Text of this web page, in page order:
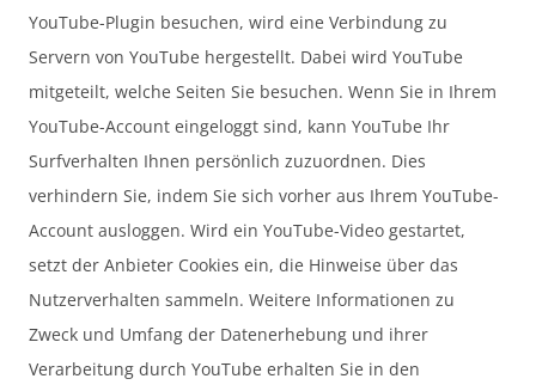
YouTube-Plugin besuchen, wird eine Verbindung zu
Servern von YouTube hergestellt. Dabei wird YouTube
mitgeteilt, welche Seiten Sie besuchen. Wenn Sie in Ihrem
YouTube-Account eingeloggt sind, kann YouTube Ihr
Surfverhalten Ihnen persönlich zuzuordnen. Dies
verhindern Sie, indem Sie sich vorher aus Ihrem YouTube-
Account ausloggen. Wird ein YouTube-Video gestartet,
setzt der Anbieter Cookies ein, die Hinweise über das
Nutzerverhalten sammeln. Weitere Informationen zu
Zweck und Umfang der Datenerhebung und ihrer
Verarbeitung durch YouTube erhalten Sie in den